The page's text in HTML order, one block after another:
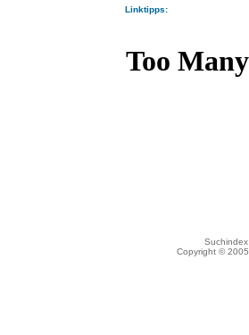
Linktipps:
Copyright ©